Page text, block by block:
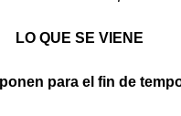
LO QUE SE VIENE
para el fin de